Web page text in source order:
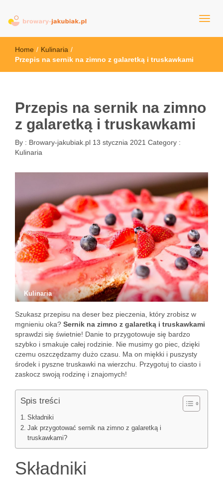
browary-jakubiak.pl
Home / Kulinaria /
Przepis na sernik na zimno z galaretką i truskawkami
Przepis na sernik na zimno
z galaretką i truskawkami
By : Browary-jakubiak.pl 13 stycznia 2021 Category :
Kulinaria
Kulinaria
Szukasz przepisu na deser bez pieczenia, który zrobisz w
mgnieniu oka? Sernik na zimno z galaretką i truskawkami
sprawdzi się świetnie! Danie to przygotowuje się bardzo
szybko i smakuje całej rodzinie. Nie musimy go piec, dzięki
czemu oszczędzamy dużo czasu. Ma on miękki i puszysty
środek i pyszne truskawki na wierzchu. Przygotuj to ciasto i
zaskocz swoją rodzinę i znajomych!
Spis treści
Składniki
Jak przygotować sernik na zimno z galaretką i
truskawkami?
Składniki